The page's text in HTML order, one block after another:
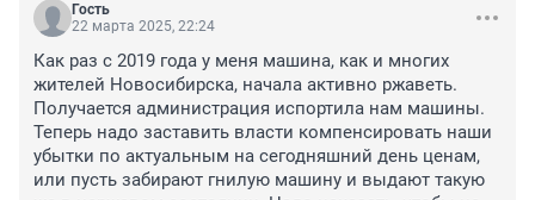
Гость
22 марта 2025, 22:24
Как раз с 2019 года у меня машина, как и многих
жителей Новосибирска, начала активно ржаветь.
Получается администрация испортила нам машины.
Теперь надо заставить власти компенсировать наши
убытки по актуальным на сегодняшний день ценам,
или пусть забирают гнилую машину и выдают такую